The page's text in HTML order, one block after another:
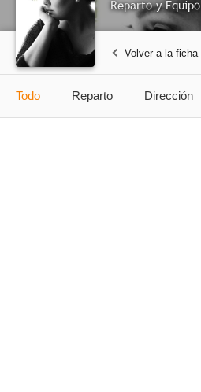
Reparto y Equipo
Volver a la ficha
Todo Reparto Dirección